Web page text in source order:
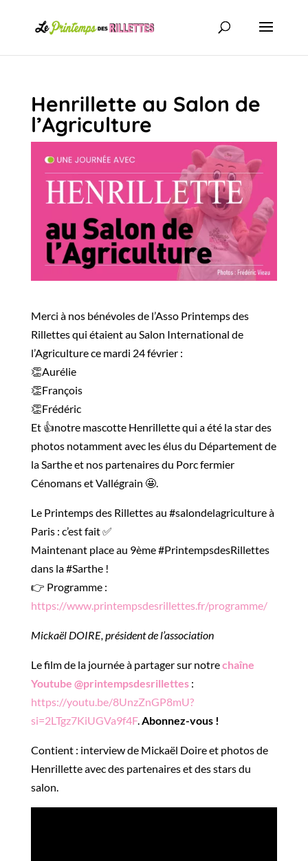
Henrillette au Salon de
l’Agriculture
Merci à nos bénévoles de l’Asso Printemps des
Rillettes qui étaient au Salon International de
l’Agriculture ce mardi 24 février :
👏Aurélie
👏François
👏Frédéric
Et 👍notre mascotte Henrillette qui a été la star des
photos notamment avec les élus du Département de
la Sarthe et nos partenaires du Porc fermier
Cénomans et Vallégrain 🤩.
Le Printemps des Rillettes au #salondelagriculture à
Paris : c’est fait ✅
Maintenant place au 9ème #PrintempsdesRillettes
dans la #Sarthe !
👉 Programme :
https://www.printempsdesrillettes.fr/programme/
Mickaël DOIRE, président de l’association
Le film de la journée à partager sur notrechaîne
Youtube @printempsdesrillettes:
https://youtu.be/8UnzZnGP8mU?
si=2LTgz7KiUGVa9f4F. Abonnez-vous !
Contient : interview de Mickaël Doire et photos de
Henrillette avec des partenaires et des stars du
salon.